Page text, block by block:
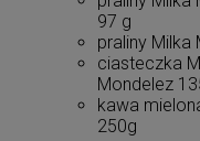
97 g
praliny Milka
ciasteczka
Mondelez
kawa
250g